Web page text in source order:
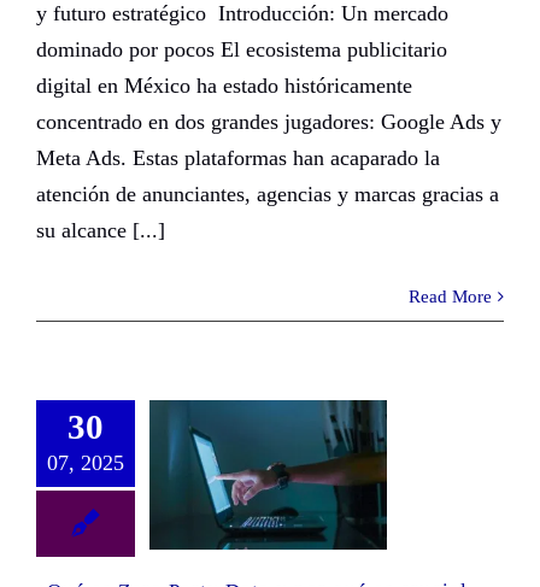
y futuro estratégico Introducción: Un mercado
dominado por pocos El ecosistema publicitario
digital en México ha estado históricamente
concentrado en dos grandes jugadores: Google Ads y
Meta Ads. Estas plataformas han acaparado la
atención de anunciantes, agencias y marcas gracias a
su alcance [...]
Read More
30
07, 2025